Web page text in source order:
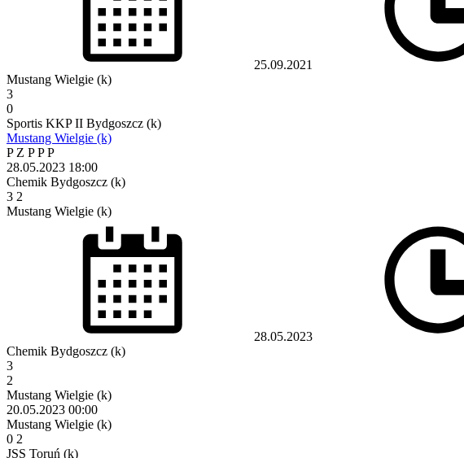
25.09.2021
Mustang Wielgie (k)
3
0
Sportis KKP II Bydgoszcz (k)
Mustang Wielgie (k)
PZ PPP
28.05.2023 18:00
Chemik Bydgoszcz (k)
3 2
Mustang Wielgie (k)
28.05.2023
Chemik Bydgoszcz (k)
3
2
Mustang Wielgie (k)
20.05.2023 00:00
Mustang Wielgie (k)
0 2
JSS Toruń (k)